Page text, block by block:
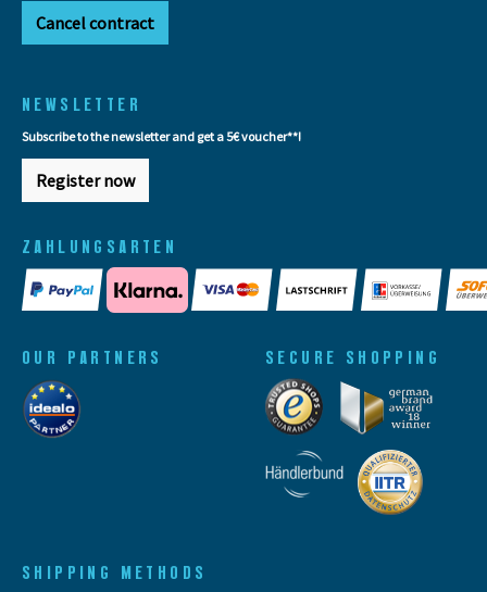
Cancel contract
NEWSLETTER
Subscribe to the newsletter and get a 5€ voucher**!
Register now
ZAHLUNGSARTEN
SHIPPING METHODS
OUR PARTNERS SECURE SHOPPING